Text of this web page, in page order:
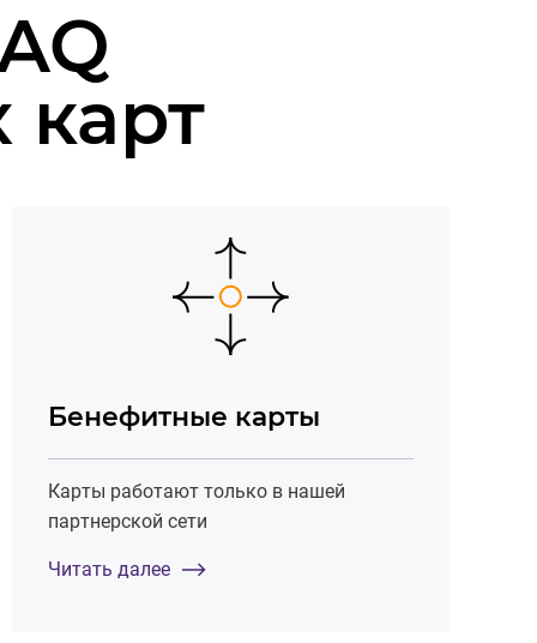
Бенефитные карты
Карты работают только в нашей
партнерской сети
Читать далее